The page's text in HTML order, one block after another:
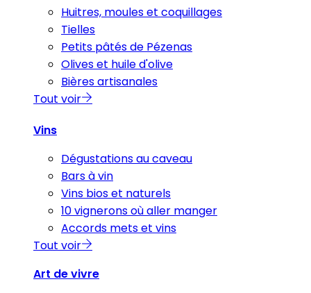
Huitres, moules et coquillages
Tielles
Petits pâtés de Pézenas
Olives et huile d'olive
Bières artisanales
Tout voir
Vins
Dégustations au caveau
Bars à vin
Vins bios et naturels
10 vignerons où aller manger
Accords mets et vins
Tout voir
Art de vivre